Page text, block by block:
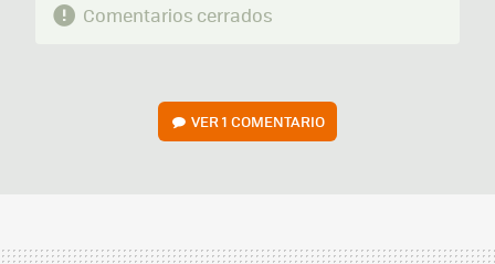
Comentarios cerrados
VER1 COMENTARIO